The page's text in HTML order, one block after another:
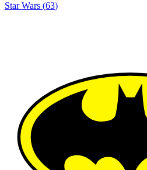
Star Wars (63)